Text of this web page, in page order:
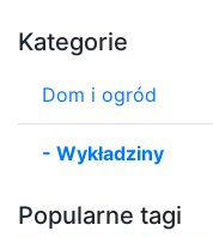
Kategorie
Dom i ogród
- Wykładziny
Popularne tagi